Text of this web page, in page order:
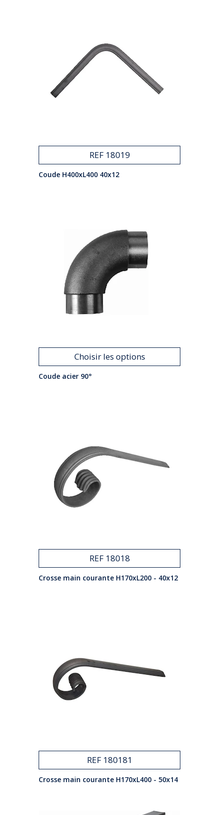
REF 18019
Coude H400xL400 40x12
Choisir les options
Coude acier 90°
REF 18018
Crosse main courante H170xL200 - 40x12
REF 180181
Crosse main courante H170xL400 - 50x14